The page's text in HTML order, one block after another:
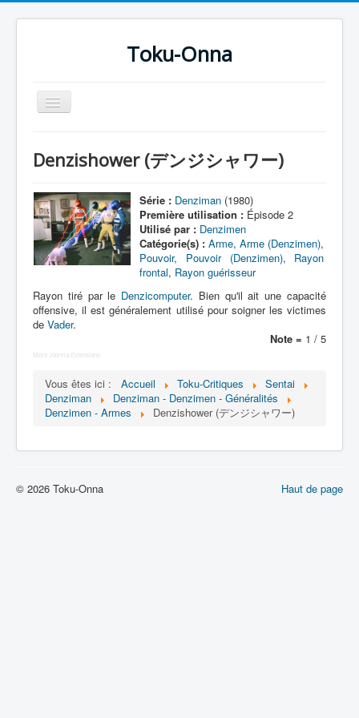
Toku-Onna
Basculer
la
Toku-Actrices
Toku-Critiques
Séries
Films
Dessins
Artiste Asperger
Lexique
Denshi sentai Denziman (電子 戦
隊 デンジマン) = Escadron
Personnages
Denzishower (デンジシャワー)
Série : Denziman (1980)
Première utilisation : Épisode 2
Utilisé par : Denzimen
Catégorie(s) : Arme,Arme (Denzimen),
Pouvoir, Pouvoir (Denzimen), Rayon
frontal, Rayon guérisseur
Rayon tiré par le Denzicomputer. Bien qu'il ait une capacité
offensive, il est généralement utilisé pour soigner les victimes
de Vader.
Note = 1 / 5
More Joomla Extensions
Vous êtes ici : Accueil Toku-Critiques
Sentai
Denziman
Denziman - Denzimen - Généralités
Denzimen - Armes
Denzishower (デンジシャワー)
Haut de page
© 2026 Toku-Onna